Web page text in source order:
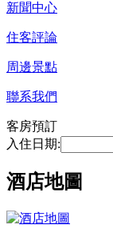
新聞中心
住客評論
周邊景點
聯系我們
客房預訂
入住日期:
酒店地圖